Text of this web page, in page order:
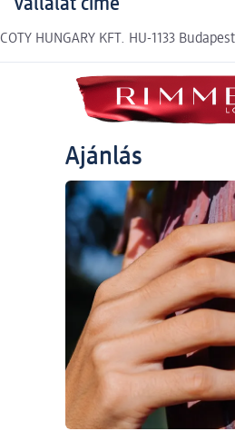
Vállalat címe
COTY HUNGARY KFT. HU-1133
Ajánlás